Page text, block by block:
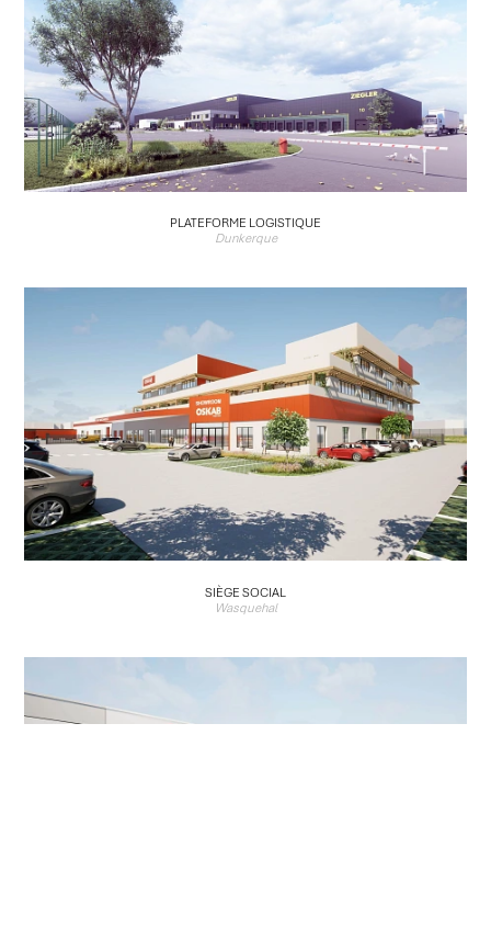
PLATEFORME LOGISTIQUE
Dunkerque
SIÈGE SOCIAL
Wasquehal